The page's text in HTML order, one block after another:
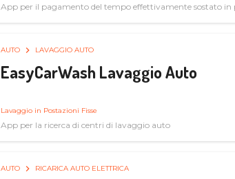
App per il pagamento del tempo effettivamente sostato in
AUTO LAVAGGIO AUTO
EasyCarWash Lavaggio Auto
Lavaggio in Postazioni Fisse
App per la ricerca di centri di lavaggio auto
AUTO RICARICA AUTO ELETTRICA